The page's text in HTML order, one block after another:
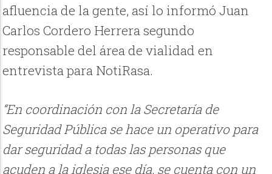
afluencia de la gente, así lo informó Juan
Carlos Cordero Herrera segundo
responsable del área de vialidad en
entrevista para NotiRasa.
“En coordinación con la Secretaría de
Seguridad Pública se hace un operativo para
dar seguridad a todas las personas que
acuden a la iglesia ese día, se cuenta con un